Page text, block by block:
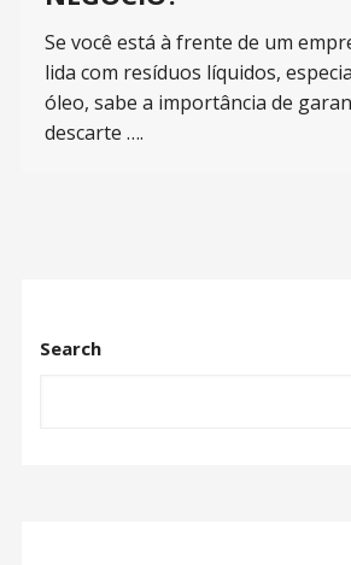
Se você está à frente de um
lida com resíduos líquidos,
óleo, sabe a importância de
descarte ….
Search